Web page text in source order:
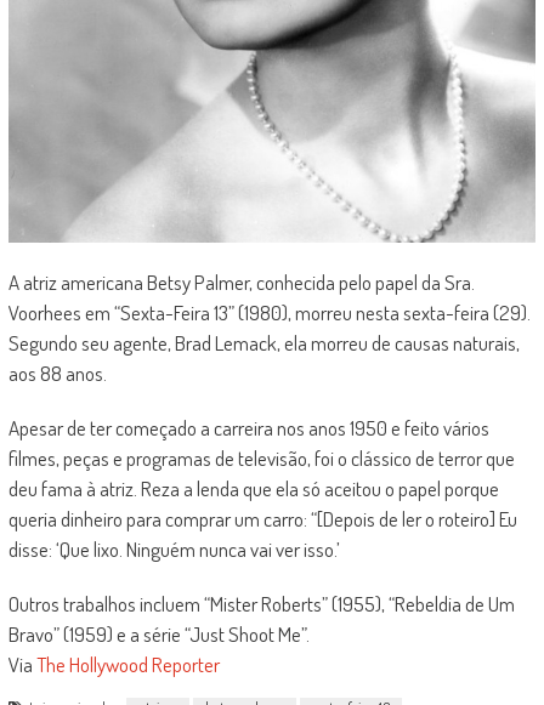
A atriz americana Betsy Palmer, conhecida pelo papel da Sra.
Voorhees em “Sexta-Feira 13” (1980), morreu nesta sexta-feira (29).
Segundo seu agente, Brad Lemack, ela morreu de causas naturais,
aos 88 anos.
Apesar de ter começado a carreira nos anos 1950 e feito vários
filmes, peças e programas de televisão, foi o clássico de terror que
deu fama à atriz. Reza a lenda que ela só aceitou o papel porque
queria dinheiro para comprar um carro: “[Depois de ler o roteiro] Eu
disse: ‘Que lixo. Ninguém nunca vai ver isso.’
Outros trabalhos incluem “Mister Roberts” (1955), “Rebeldia de Um
Bravo” (1959) e a série “Just Shoot Me”.
ViaThe Hollywood Reporter